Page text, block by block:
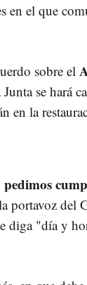
en el que
sobre el
se hará
en la
pedimos
portavoz del
diga "día y